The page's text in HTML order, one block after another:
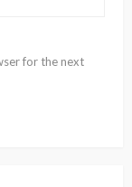
for the next